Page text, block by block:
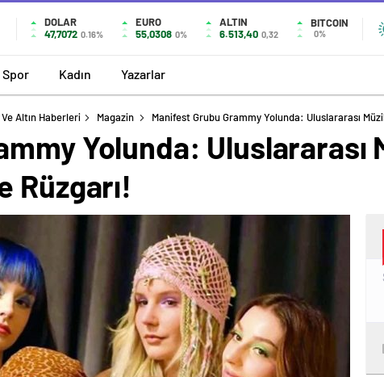
DOLAR
47,7072 0.16%
EURO
55,0308 0%
ALTIN
6.513,40 0,32
BITCOIN
0%
Spor Kadın Yazarlar
Altın Haberleri Magazin Manifest Grubu Grammy Yolunda: Uluslararası
Yolunda: Uluslararası
Rüzgarı!